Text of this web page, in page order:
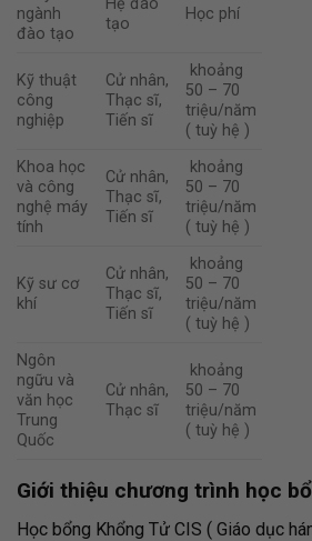
ngành
đào tạo
Hệ đào
tạo
Học phí
Kỹ thuật
công
nghiệp
Cử nhân,
Thạc sĩ,
Tiến sĩ
khoảng
50 – 70
triệu/năm
( tuỳ hệ )
Khoa học
và công
nghệ máy
tính
Cử nhân,
Thạc sĩ,
Tiến sĩ
khoảng
50 – 70
triệu/năm
( tuỳ hệ )
Kỹ sư cơ
khí
Cử nhân,
Thạc sĩ,
Tiến sĩ
khoảng
50 – 70
triệu/năm
( tuỳ hệ )
Ngôn
ngữu và
văn học
Trung
Quốc
Cử nhân,
Thạc sĩ
khoảng
50 – 70
triệu/năm
( tuỳ hệ )
Giới thiệu chương trình học
Học bổng Khổng Tử CIS ( Giáo dục